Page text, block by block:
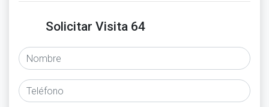
Solicitar Visita 64